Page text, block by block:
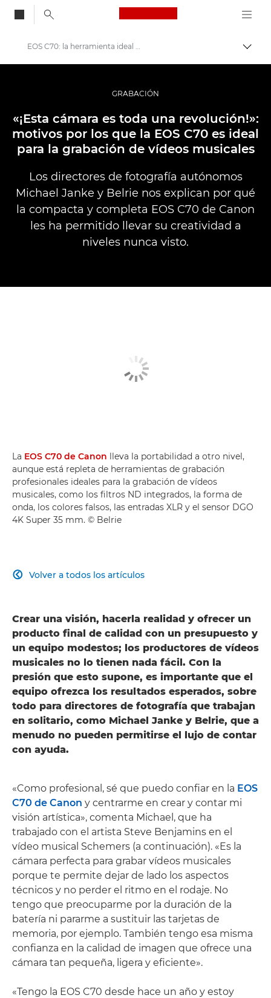
Canon Logo, back
Fotografías y vídeos profesionales
Historias
EOS C70: la herramienta ideal para la producción de vídeos musicales
GRABACIÓN
«¡Esta cámara es toda una revolución!»:
motivos por los que la EOS C70 es ideal
para la grabación de vídeos musicales
Los directores de fotografía autónomos
Michael Janke y Belrie nos explican por qué
la compacta y completa EOS C70 de Canon
les ha permitido llevar su creatividad a
niveles nunca visto.
La EOS C70 de Canon lleva la portabilidad a otro nivel,
aunque está repleta de herramientas de grabación
profesionales ideales para la grabación de vídeos
musicales, como los filtros ND integrados, la forma de
onda, los colores falsos, las entradas XLR y el sensor DGO
4K Super 35 mm. © Belrie
Volver a todos los artículos

Crear una visión, hacerla realidad y ofrecer un
producto final de calidad con un presupuesto y
un equipo modestos; los productores de vídeos
musicales no lo tienen nada fácil. Con la
presión que esto supone, es importante que el
equipo ofrezca los resultados esperados, sobre
todo para directores de fotografía que trabajan
en solitario, como Michael Janke y Belrie, que a
menudo no pueden permitirse el lujo de contar
con ayuda.
«Como profesional, sé que puedo confiar en la EOS
C70 de Canon y centrarme en crear y contar mi
visión artística», comenta Michael, que ha
trabajado con el artista Steve Benjamins en el
vídeo musical Schemers (a continuación). «Es la
cámara perfecta para grabar vídeos musicales
porque te permite dejar de lado los aspectos
técnicos y no perder el ritmo en el rodaje. No
tengo que preocuparme por la duración de la
batería ni pararme a sustituir las tarjetas de
memoria, por ejemplo. También tengo esa misma
confianza en la calidad de imagen que ofrece una
cámara tan pequeña, ligera y eficiente».
«Tengo la EOS C70 desde hace un año y estoy